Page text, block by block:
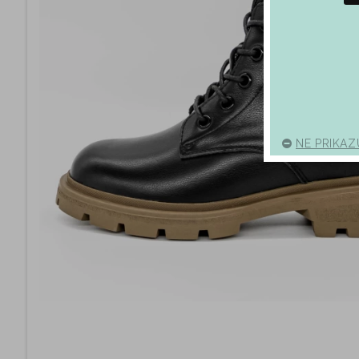
NE